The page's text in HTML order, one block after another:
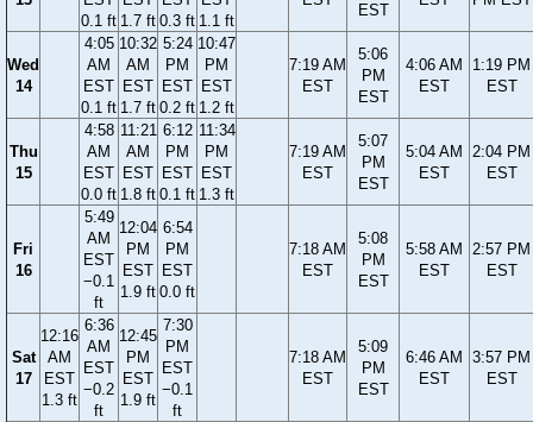
0.1 ft 1.7 ft 0.3 ft 1.1 ft
EST
Wed
14
4:05
AM
EST
0.1 ft
10:32
AM
EST
1.7 ft
5:24
PM
EST
0.2 ft
10:47
PM
EST
1.2 ft
7:19 AM
EST
5:06
PM
EST
4:06 AM
EST
1:19 PM
EST
Thu
15
4:58
AM
EST
0.0 ft
11:21
AM
EST
1.8 ft
6:12
PM
EST
0.1 ft
11:34
PM
EST
1.3 ft
7:19 AM
EST
5:07
PM
EST
5:04 AM
EST
2:04 PM
EST
Fri
16
5:49
AM
EST
−0.1
ft
12:04
PM
EST
1.9 ft
6:54
PM
EST
0.0 ft
7:18 AM
EST
5:08
PM
EST
5:58 AM
EST
2:57 PM
EST
Sat
17
12:16
AM
EST
1.3 ft
6:36
AM
EST
−0.2
ft
12:45
PM
EST
1.9 ft
7:30
PM
EST
−0.1
ft
7:18 AM
EST
5:09
PM
EST
6:46 AM
EST
3:57 PM
EST